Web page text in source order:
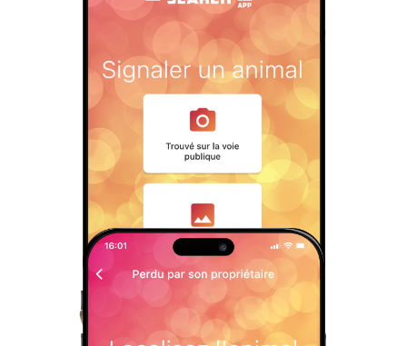
J’ai vu un animal